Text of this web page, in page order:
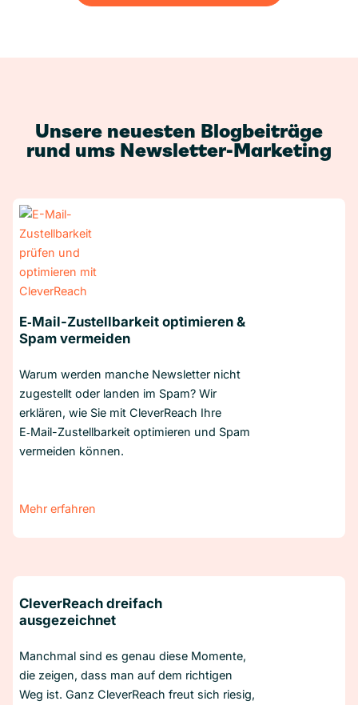
Mehr zu den Newsletter-Vorlagen
Unsere neuesten Blogbeiträge
rund ums Newsletter-Marketing
E‑Mail-Zustellbarkeit optimieren &
Spam vermeiden
Warum werden manche Newsletter nicht
zugestellt oder landen im Spam? Wir
erklären, wie Sie mit CleverReach Ihre
E‑Mail-Zustellbarkeit optimieren und Spam
vermeiden können.
Mehr erfahren
CleverReach dreifach
ausgezeichnet
Manchmal sind es genau diese Momente,
die zeigen, dass man auf dem richtigen
Weg ist. Ganz CleverReach freut sich riesig,